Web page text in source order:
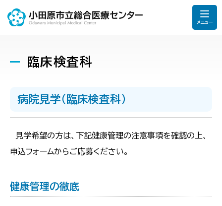
メニュー
臨床検査科
病院見学（臨床検査科）
見学希望の方は、下記健康管理の注意事項を確認の上、
申込フォームからご応募ください。
健康管理の徹底